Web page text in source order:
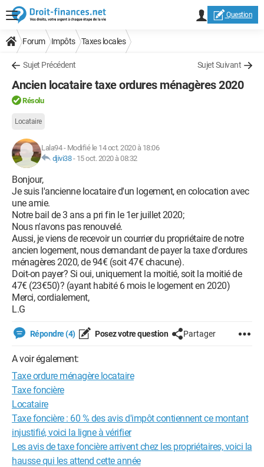
Question
Forum Impôts Taxes locales
Sujet Précédent Sujet Suivant
Ancien locataire taxe ordures ménagères 2020
Résolu
Locataire
Lala94- Modifié le 14 oct. 2020 à 18:06
djivi38- 15 oct. 2020 à 08:32
Bonjour,
Je suis l'ancienne locataire d'un logement, en colocation avec
une amie.
Notre bail de 3 ans a pri fin le 1er juillet 2020;
Nous n'avons pas renouvelé.
Aussi, je viens de recevoir un courrier du propriétaire de notre
ancien logement, nous demandant de payer la taxe d'ordures
ménagères 2020, de 94€ (soit 47€ chacune).
Doit-on payer? Si oui, uniquement la moitié, soit la moitié de
47€ (23€50)? (ayant habité 6 mois le logement en 2020)
Merci, cordialement,
L.G
Répondre (4) Posez votre question Partager
A voir également:
Taxe ordure ménagère locataire
Taxe foncière
Locataire
Taxe foncière : 60 % des avis d'impôt contiennent ce montant
injustifié, voici la ligne à vérifier
Les avis de taxe foncière arrivent chez les propriétaires, voici la
hausse qui les attend cette année